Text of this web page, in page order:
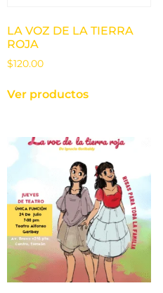
LA VOZ DE LA TIERRA
ROJA
$120.00
Ver productos